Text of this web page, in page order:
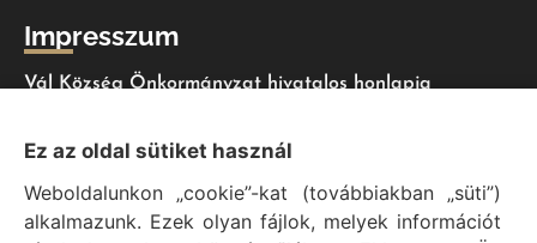
Impresszum
Vál Község Önkormányzat hivatalos honlapja
Adószám: 15727079-2-07
Adatvédelmi tájékoztató
Felelős: Bechtold Tamás polgármester
Ez az oldal sütiket használ
Weboldalunkon „cookie”-kat (továbbiakban „süti”)
alkalmazunk. Ezek olyan fájlok, melyek információt